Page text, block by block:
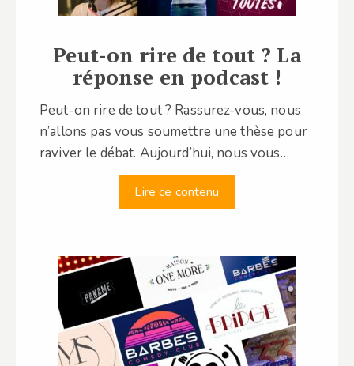
Peut-on rire de tout ? La
réponse en podcast !
Peut-on rire de tout ? Rassurez-vous, nous
n’allons pas vous soumettre une thèse pour
raviver le débat. Aujourd’hui, nous vous…
Lire ce contenu